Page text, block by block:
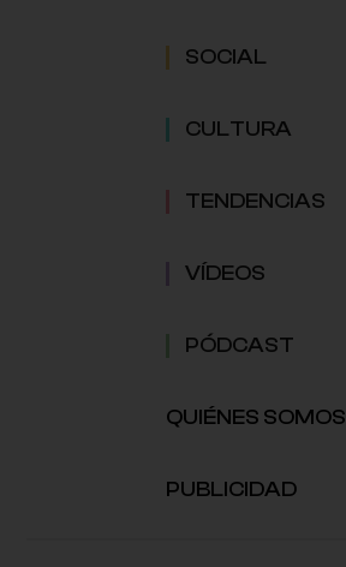
SOCIAL
CULTURA
TENDENCIAS
VÍDEOS
PÓDCAST
QUIÉNES SOMOS
PUBLICIDAD